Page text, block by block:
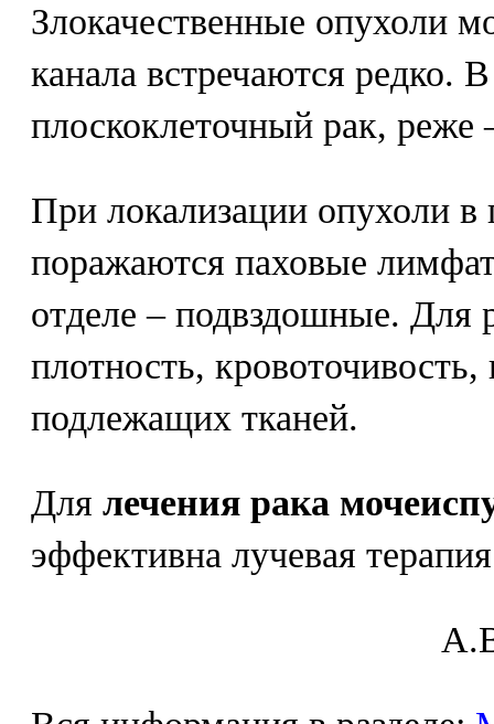
Злокачественные опухоли
канала встречаются редко.
плоскоклеточный рак, реже
При локализации опухоли в
поражаются паховые
отделе – подвздошные. Для
плотность,
подлежащих тканей.
Для лечения рака
эффективна лучевая